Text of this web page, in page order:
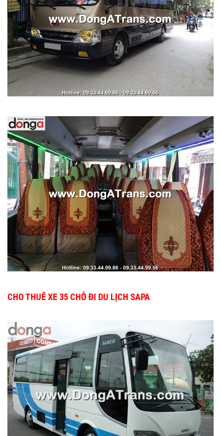
CHO THUÊ XE 35 CHỖ ĐI DU LỊCH SAPA